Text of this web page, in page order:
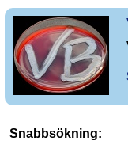
Snabbsökning: